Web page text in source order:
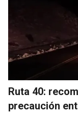
Ruta 40:
precaución